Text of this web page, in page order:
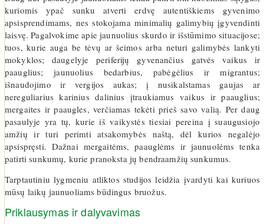
kuriomis ypač sunku atverti erdvę autentiškiems gyvenimo
apsisprendimams, nes stokojama minimalių galimybių įgyvendinti
laisvę. Pagalvokime apie jaunuolius skurdo ir išstūmimo situacijose;
tuos, kurie auga be tėvų ar šeimos arba neturi galimybės lankyti
mokyklos; daugelyje periferijų gyvenančius gatvės vaikus ir
paauglius; jaunuolius bedarbius, pabėgėlius ir migrantus;
išnaudojimo ir vergijos aukas; į nusikalstamas gaujas ar
nereguliarius karinius dalinius įtraukiamus vaikus ir paauglius;
mergaites ir paaugles, verčiamas tekėti prieš savo valią. Per daug
pasaulyje yra tų, kurie iš vaikystės tiesiai pereina į suaugusiojo
amžių ir turi perimti atsakomybės naštą, dėl kurios negalėjo
apsispręsti. Dažnai mergaitėms, paauglėms ir jaunuolėms tenka
patirti sunkumų, kurie pranoksta jų bendraamžių sunkumus.
Tarptautiniu lygmeniu atliktos studijos leidžia įvardyti kai kuriuos
mūsų laikų jaunuoliams būdingus bruožus.
Priklausymas ir dalyvavimas